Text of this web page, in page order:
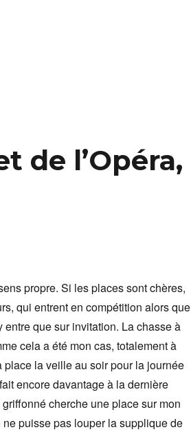
de l’Opéra,
propre. Si les places sont chères,
qui entrent en compétition alors que
entre que sur invitation. La chasse à
cela a été mon cas, totalement à
place la veille au soir pour la journée
encore davantage à la dernière
cherche une place sur mon
puisse pas louper la supplique de